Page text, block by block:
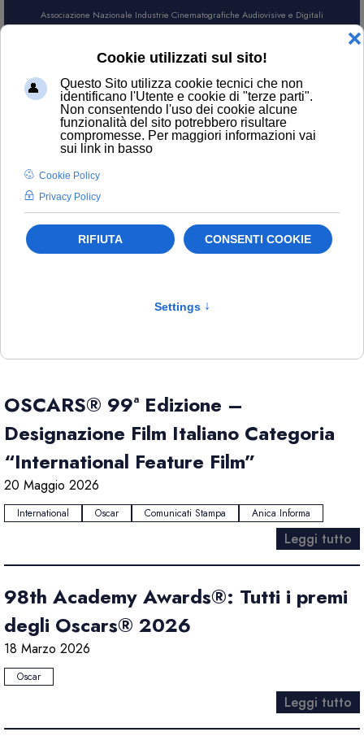
Associazione Nazionale Industrie Cinematografiche Audiovisive e Digitali
CERCA
Oscar
Filtro
OSCARS® 99ª Edizione –
Designazione Film Italiano Categoria
“International Feature Film”
20 Maggio 2026
International Oscar Comunicati Stampa Anica Informa
Leggi tutto
98th Academy Awards®: Tutti i premi
degli Oscars® 2026
18 Marzo 2026
Oscar
Leggi tutto